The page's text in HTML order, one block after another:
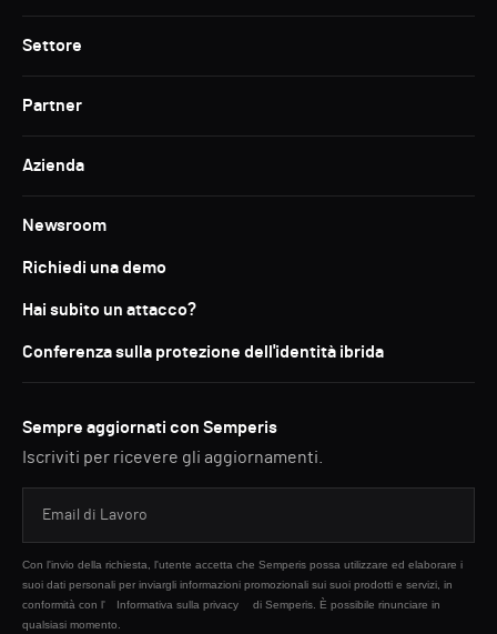
Settore
Partner
Azienda
Newsroom
Richiedi una demo
Hai subito un attacco?
Conferenza sulla protezione dell'identità ibrida
Sempre aggiornati con Semperis
Iscriviti per ricevere gli aggiornamenti.
Con l'invio della richiesta, l'utente accetta che Semperis possa utilizzare ed elaborare i
suoi dati personali per inviargli informazioni promozionali sui suoi prodotti e servizi, in
conformità con l'
Informativa sulla privacy
di Semperis. È possibile rinunciare in
qualsiasi momento.